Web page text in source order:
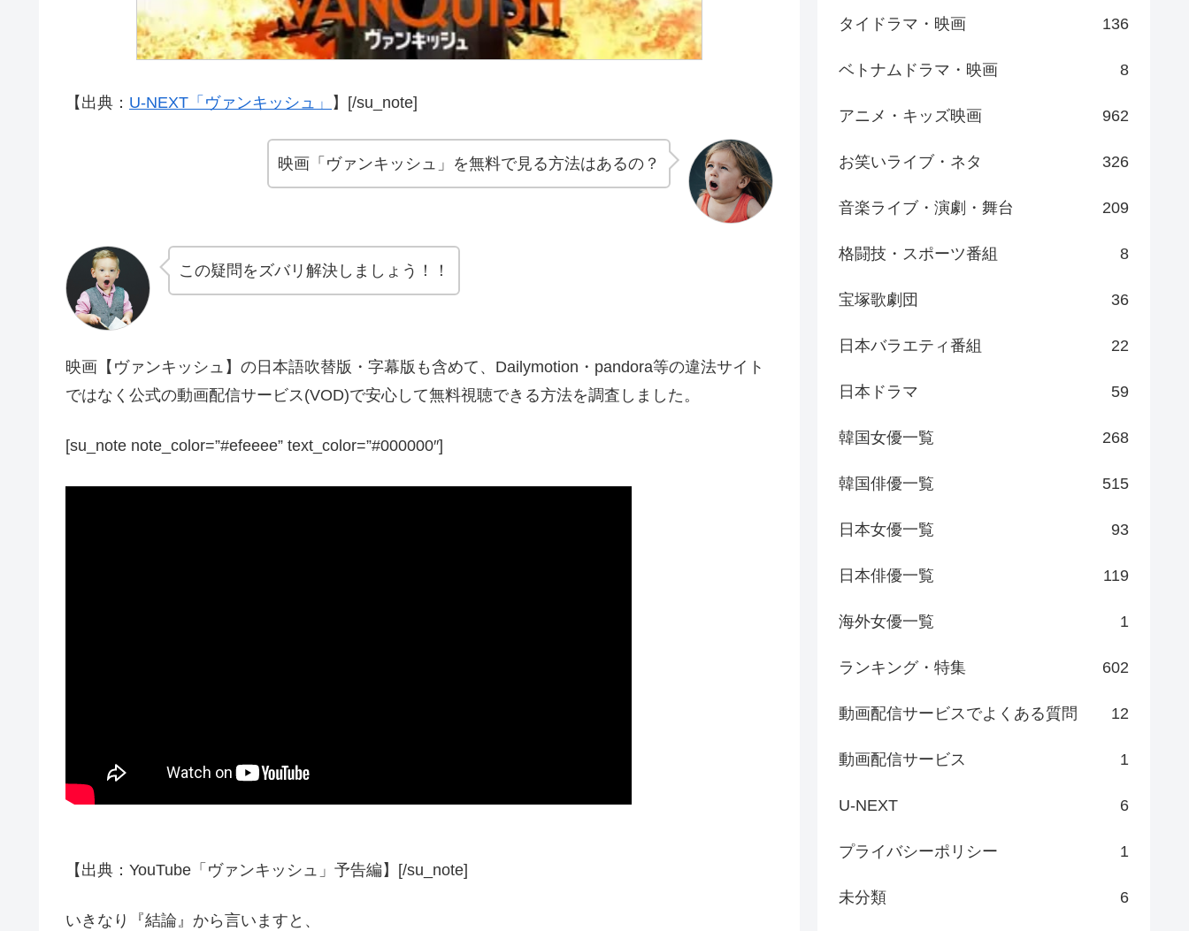
【出典： U-NEXT「ヴァンキッシュ」 】[/su_note]
映画「ヴァンキッシュ」を無料で見る方法はあるの？
この疑問をズバリ解決しましょう！！
映画【ヴァンキッシュ】の日本語吹替版・字幕版も含めて、Dailymotion・pandora等の違法サイト
ではなく公式の動画配信サービス(VOD)で安心して無料視聴できる方法を調査しました。
[su_note note_color=”#efeeee” text_color=”#000000″]
【出典：YouTube「ヴァンキッシュ」予告編】[/su_note]
いきなり『結論』から言いますと、
タイドラマ・映画 136
ベトナムドラマ・映画 8
アニメ・キッズ映画 962
お笑いライブ・ネタ 326
音楽ライブ・演劇・舞台 209
格闘技・スポーツ番組 8
宝塚歌劇団 36
日本バラエティ番組 22
日本ドラマ 59
韓国女優一覧 268
韓国俳優一覧 515
日本女優一覧 93
日本俳優一覧 119
海外女優一覧 1
ランキング・特集 602
動画配信サービスでよくある質問 12
動画配信サービス 1
U-NEXT 6
プライバシーポリシー 1
未分類 6